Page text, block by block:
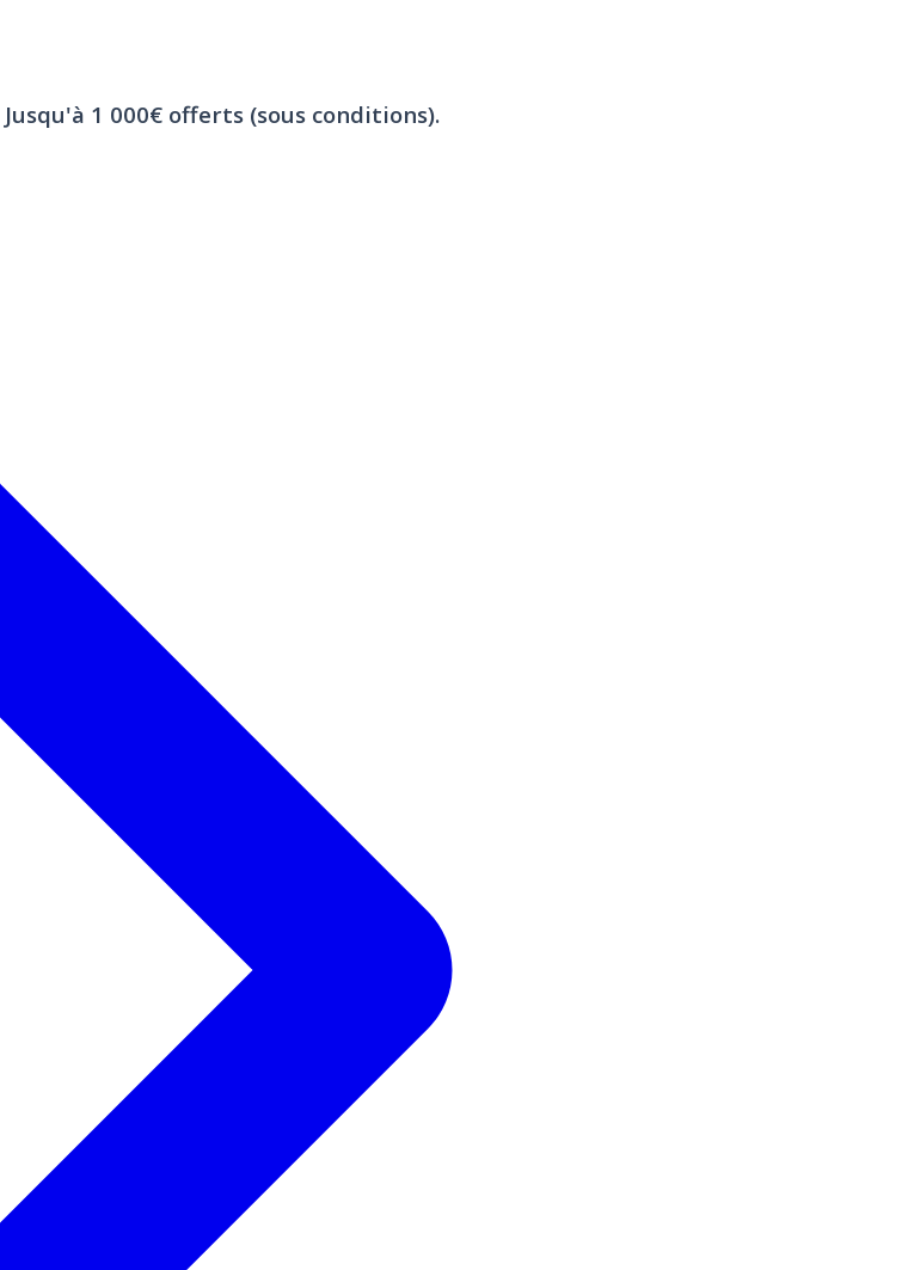
Jusqu'à 1 000€ offerts (sous conditions).